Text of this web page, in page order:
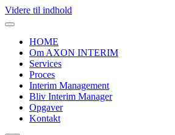
Videre til indhold
HOME
Om AXON INTERIM
Services
Proces
Interim Management
Bliv Interim Manager
Opgaver
Kontakt